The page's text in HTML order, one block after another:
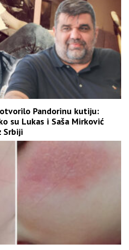
Pandorinu kutiju:
su Lukas i Saša Mirković
Srbiji